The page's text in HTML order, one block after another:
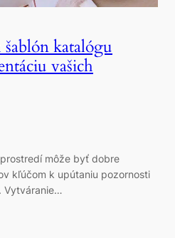
katalógu
vašich
môže byť dobre
kľúčom k upútaniu pozornosti
Vytváranie…